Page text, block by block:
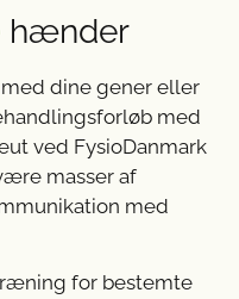
hænder
dine gener eller
med
ved FysioDanmark
masser af
med
for bestemte